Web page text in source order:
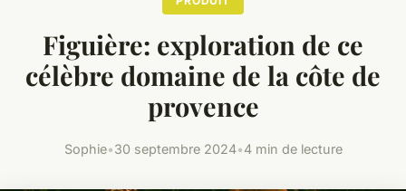
Figuière: exploration de ce
célèbre domaine de la côte de
provence
Sophie•30 septembre 2024•4 min de lecture